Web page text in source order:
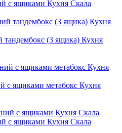
ящиками Кухня Скала
(3 ящика) Кухня
ящиками метабокс Кухня
ящиками Кухня Скала